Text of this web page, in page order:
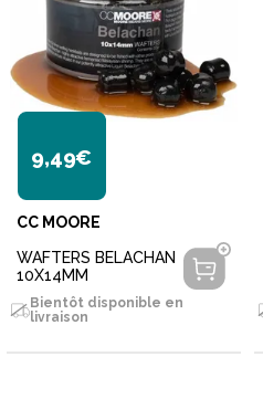
9,49€
CC MOORE
WAFTERS BELACHAN
10X14MM
Bientôt disponible en
livraison